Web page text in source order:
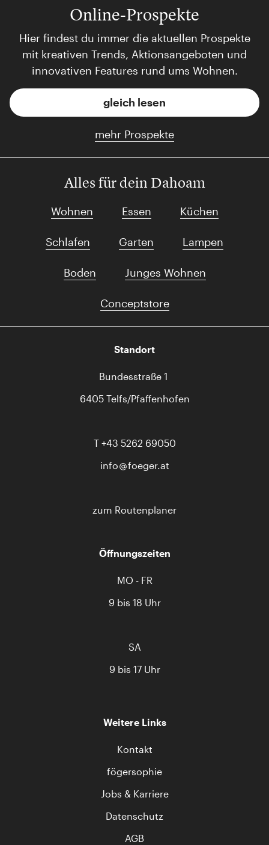
Online-Prospekte
Hier findest du immer die aktuellen Prospekte
mit kreativen Trends, Aktionsangeboten und
innovativen Features rund ums Wohnen.
gleich lesen
mehr Prospekte
Alles für dein Dahoam
Wohnen Essen Küchen
Schlafen Garten Lampen
Boden Junges Wohnen
Conceptstore
Standort
Bundesstraße 1
6405 Telfs/Pfaffenhofen
T +43 5262 69050
info
foeger.at
zum Routenplaner
Öffnungszeiten
MO - FR
9 bis 18 Uhr
SA
9 bis 17 Uhr
Weitere Links
Kontakt
fögersophie
Jobs & Karriere
Datenschutz
AGB